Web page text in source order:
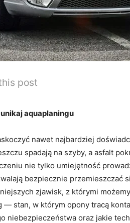
post
aquaplaningu
nawet‍ najbardziej
spadają na ‍szyby, a asfalt
nie tylko umiejętność
bezpiecznie przemieszczać
zjawisk, z którymi
— stan, w którym opony tracą
niebezpieczeństwa oraz jakie